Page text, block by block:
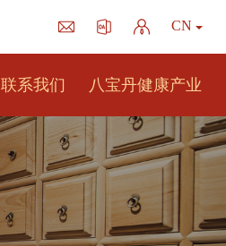
CN
联系我们 八宝丹健康产业